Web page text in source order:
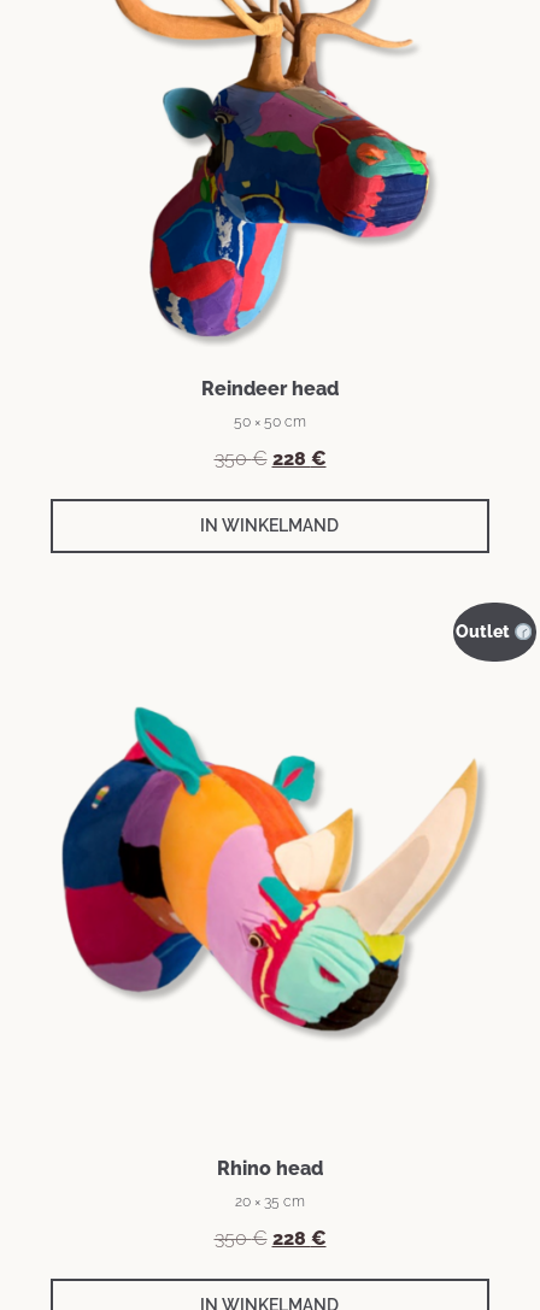
Reindeer head
50 × 50 cm
350€ 228 €
IN WINKELMAND
Outlet
Rhino head
20 × 35 cm
350€ 228 €
IN WINKELMAND